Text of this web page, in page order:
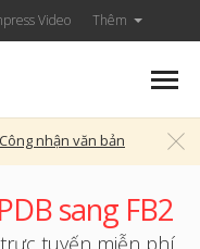
Video Thêm
Công nhận văn bản
sang FB2
tuyến miễn phí